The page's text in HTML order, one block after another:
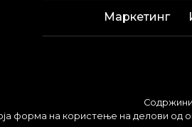
Маркетинг
форма на користење на делови од